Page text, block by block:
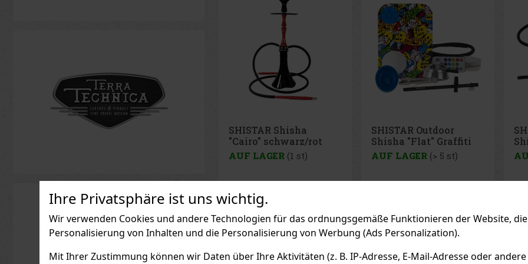
Ihre Privatsphäre ist uns wichtig.
Wir verwenden Cookies und andere Technologien für das ordnungsgemäße Funktionieren der Website,
Personalisierung von Inhalten und die Personalisierung von Werbung (Ads Personalization).
Mit Ihrer Zustimmung können wir Daten über Ihre Aktivitäten (z. B. IP-Adresse, E-Mail-Adresse oder
SHISTAR Shisha
"Cairo" schwarz/rot
2er/65cm
AUF LAGER (1 st)
139.67€ ohne VAT
Bestellen
SHISTAR Outdoor
Shisha "Flat" Graffiti
1er
AUF LAGER(> 5 st)
Bestellen